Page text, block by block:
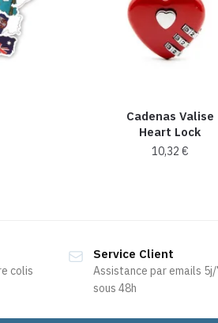
Cadenas Valise
Heart Lock
10,32 €
Les
peuvent
colis
Service Client
Assistance par emails 5j/
sous 48h